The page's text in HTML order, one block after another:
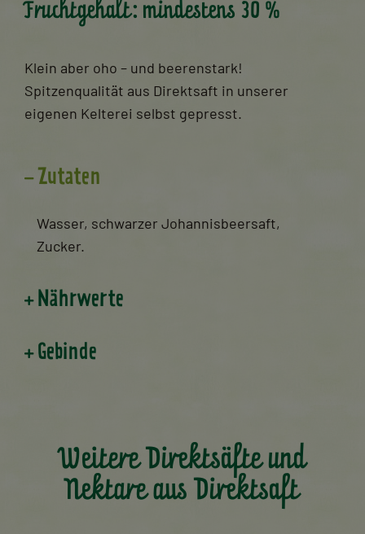
Fruchtgehalt: mindestens 30 %
Klein aber oho – und beerenstark!
Spitzenqualität aus Direktsaft in unserer
eigenen Kelterei selbst gepresst.
Zutaten
Wasser, schwarzer Johannisbeersaft,
Zucker.
Nährwerte
Gebinde
Weitere Direktsäfte und
Nektare aus Direktsaft